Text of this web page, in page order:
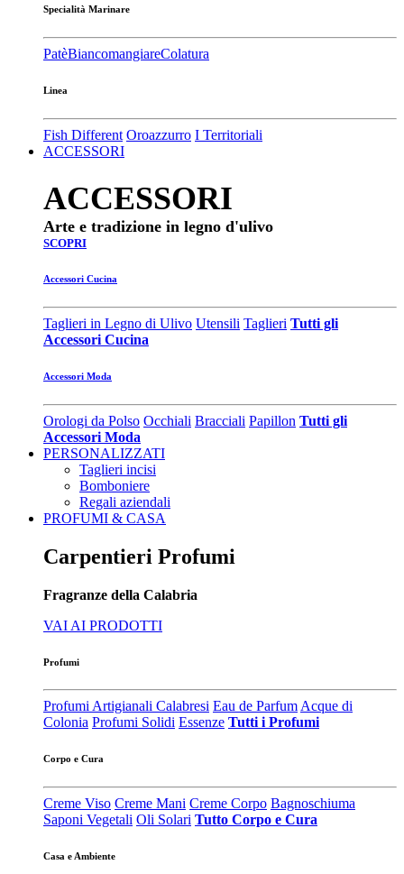
Specialità Marinare
Patè​BiancomangiareColatura
Linea
Fish Different Oroazzurro I Territoriali
ACCESSORI
ACCESSORI
Arte e tradizione in legno d'ulivo
SCOPRI
Accessori Cucina
Taglieri in Legno di Ulivo Utensili Taglieri Tutti gli
Accessori Cucina
Accessori Moda
Orologi da Polso Occhiali Bracciali Papillon Tutti gli
Accessori Moda
PERSONALIZZATI
Taglieri incisi
Bomboniere
Regali aziendali
PROFUMI & CASA
Carpentieri Profumi
Fragranze della Calabria
VAI AI PRODOTTI
Profumi
Profumi Artigianali Calabresi Eau de ParfumAcque di
Colonia Profumi Solidi Essenze Tutti i Profumi
Corpo e Cura
Creme Viso Creme Mani Creme Corpo Bagnoschiuma
Saponi Vegetali Oli Solari Tutto Corpo e Cura
Casa e Ambiente